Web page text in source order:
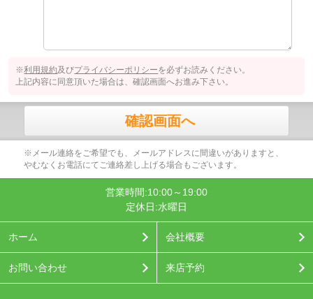
※利用規約及びプライバシーポリシーを必ずお読みください。
上記内容に同意頂いた場合は、確認画面へお進み下さい。
確認画面へ
※メール連絡をご希望でも、メールアドレスに間違いがありますと、
やむなくお電話にてご連絡差し上げる場合もございます。
営業時間:10:00～19:00
定休日:水曜日
ホーム 会社概要
お問い合わせ 来店予約